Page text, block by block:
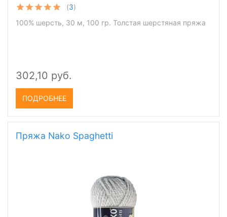
(3)
100% шерсть, 30 м, 100 гр. Толстая шерстяная пряжа
302,10 руб.
ПОДРОБНЕЕ
Пряжа Nako Spaghetti